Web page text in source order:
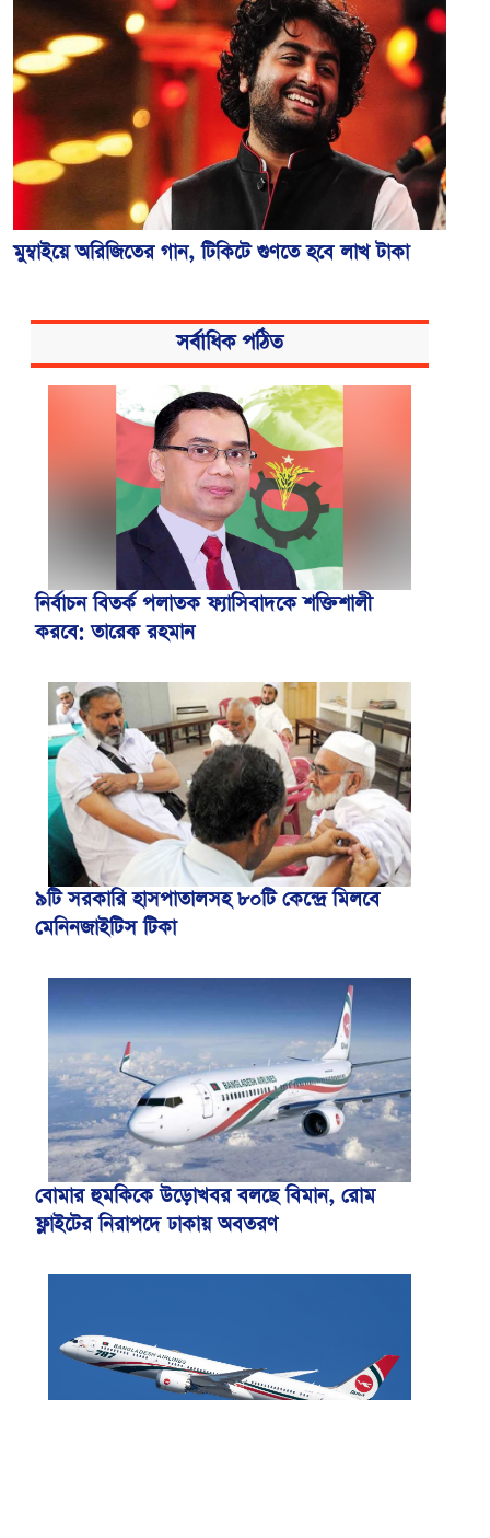
মুম্বাইয়ে অরিজিতের গান, টিকিটে গুণতে হবে লাখ টাকা
সর্বাধিক পঠিত
নির্বাচন বিতর্ক পলাতক ফ্যাসিবাদকে শক্তিশালী
করবে: তারেক রহমান
৯টি সরকারি হাসপাতালসহ ৮০টি কেন্দ্রে মিলবে
মেনিনজাইটিস টিকা
বোমার হুমকিকে উড়োখবর বলছে বিমান, রোম
ফ্লাইটের নিরাপদে ঢাকায় অবতরণ